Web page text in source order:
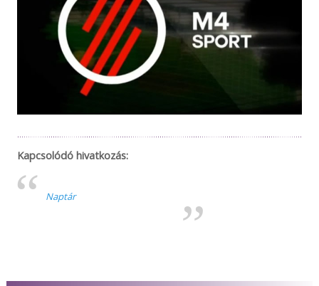
Kapcsolódó hivatkozás:
Naptár